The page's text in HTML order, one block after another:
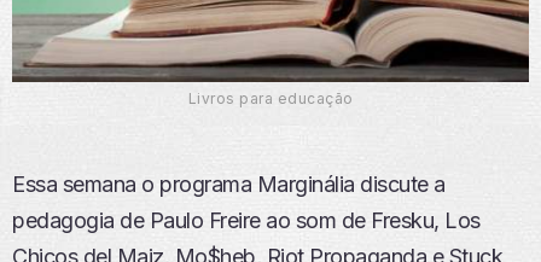
Livros para educação
Essa semana o programa Marginália discute a
pedagogia de Paulo Freire ao som de Fresku, Los
Chicos del Maiz, Mo$heb, Riot Propaganda e Stuck